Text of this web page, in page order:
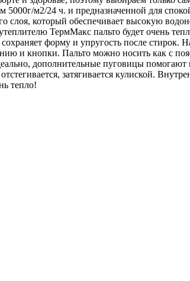
м2/24 ч. и предназначенной для
слоя, который обеспечивает высокую
ТермМакс пальто будет очень
форму и упругость после стирок.
и кнопки. Пальто можно носить как с
дополнительные пуговицы
затягивается кулиской.
тепло!